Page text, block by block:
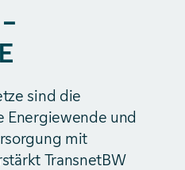
sind die
Energiewende und
mit
TransnetBW